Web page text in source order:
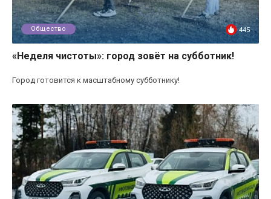
Общество 445
«Неделя чистоты»: город зовёт на субботник!
Город готовится к масштабному субботнику!